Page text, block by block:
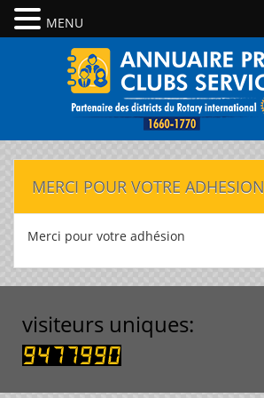
MERCI POUR VOTRE ADHESION
Merci pour votre adhésion
visiteurs uniques:
MENU